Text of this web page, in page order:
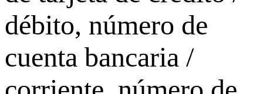
débito, número de
cuenta bancaria /